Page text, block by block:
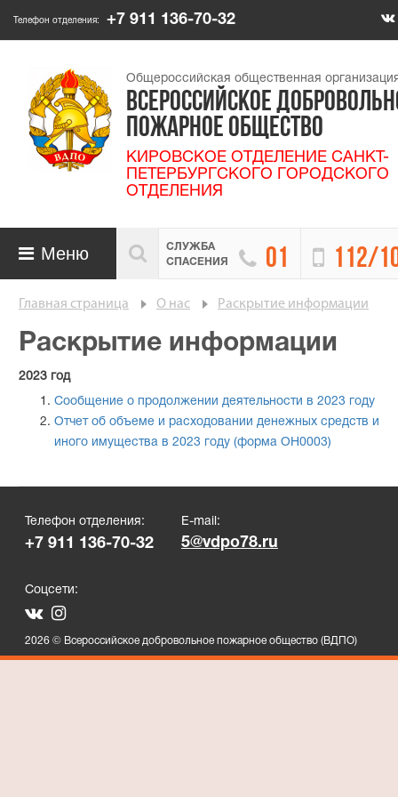
Телефон отделения: +7 911 136-70-32
Общероссийская общественная
ВСЕРОССИЙСКОЕ
ПОЖАРНОЕ ОБЩЕСТВО
КИРОВСКОЕ ОТДЕЛЕНИЕ САНКТ-
ПЕТЕРБУРГСКОГО ГОРОДСКОГО
ОТДЕЛЕНИЯ

СЛУЖБА
СПАСЕНИЯ
 01  112/
 Меню
Главная страница О нас Раскрытие информации
Раскрытие информации
2023 год
Сообщение о продолжении деятельности в 2023 году
Отчет об объеме и расходовании денежных средств и
иного имущества в 2023 году (форма ОН0003)
2026 © Всероссийское добровольное пожарное общество (ВДПО)
Телефон отделения:
+7 911 136-70-32
E-mail:
5@vdpo78.ru
Соцсети: